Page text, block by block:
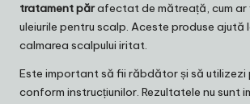
tratament părafectat de mătreață, cum ar
uleiurile pentru scalp. Aceste produse ajută
calmarea scalpului iritat.
Este important să fii răbdător și să utilizezi
conform instrucțiunilor. Rezultatele nu sunt